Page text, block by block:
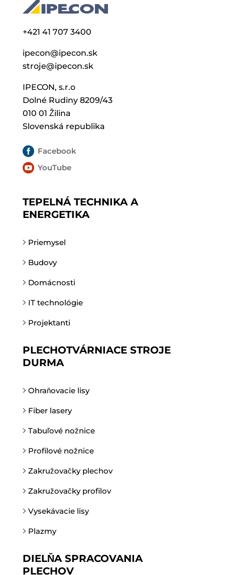
+421 41 707 3400
ipecon@ipecon.sk
stroje@ipecon.sk
IPECON, s.r.o
Dolné Rudiny 8209/43
010 01 Žilina
Slovenská republika
 Facebook
 YouTube
TEPELNÁ TECHNIKA A
ENERGETIKA
Priemysel
Budovy
Domácnosti
IT technológie
Projektanti
PLECHOTVÁRNIACE STROJE
DURMA
Ohraňovacie lisy
Fiber lasery
Tabuľové nožnice
Profilové nožnice
Zakružovačky plechov
Zakružovačky profilov
Vysekávacie lisy
Plazmy
DIELŇA SPRACOVANIA
PLECHOV